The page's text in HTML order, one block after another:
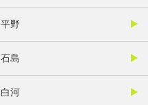
野
島
河